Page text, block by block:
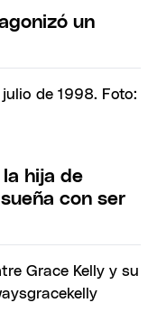
un
hija de
con ser